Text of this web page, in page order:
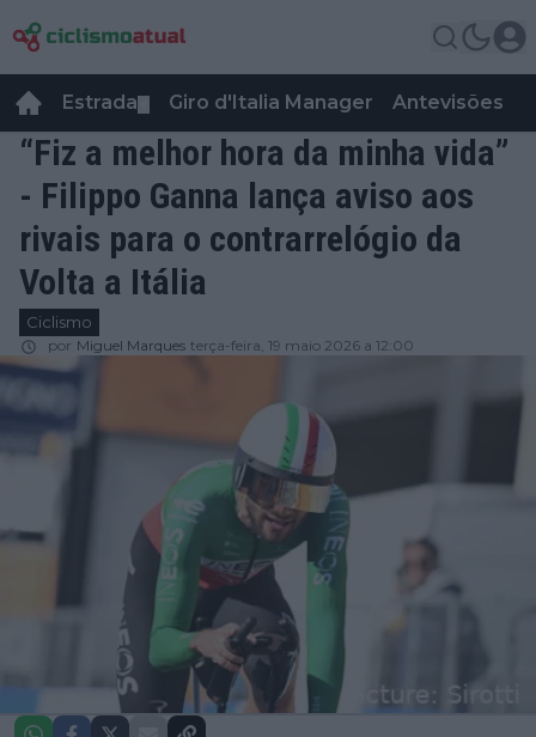
Estrada Giro d'Italia Manager Antevisões
“Fiz a melhor hora da minha vida”
- Filippo Ganna lança aviso aos
rivais para o contrarrelógio da
Volta a Itália
Ciclismo
por Miguel Marques terça-feira, 19 maio 2026 a 12:00